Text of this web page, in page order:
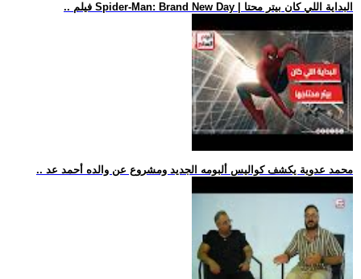
.. فيلم Spider-Man: Brand New Day | البداية اللي كان بيتر محتا
.. محمد عدوية يكشف كواليس ألبومه الجديد ومشروع عن والده أحمد عد